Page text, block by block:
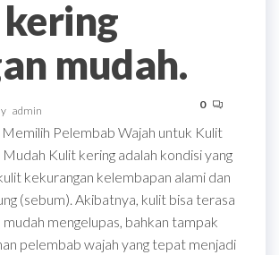
mudah.
admin 0
Memilih Pelembab Wajah untuk Kulit
Mudah Kulit kering adalah kondisi yang
kekurangan kelembapan alami dan
(sebum). Akibatnya, kulit bisa terasa
mudah mengelupas, bahkan tampak
pelembab wajah yang tepat menjadi